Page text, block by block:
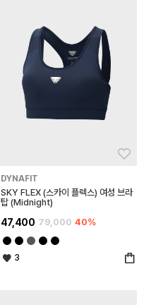
DYNAFIT
SKY FLEX (스카이 플렉스) 여성 브라
탑 (Midnight)
47,400 79,000 40%
3